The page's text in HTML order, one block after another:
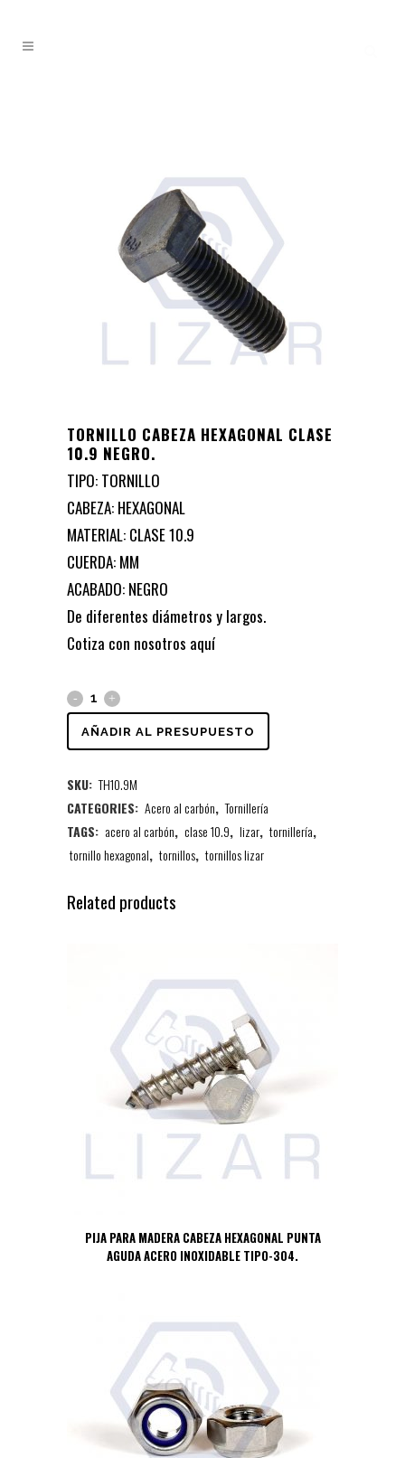
TORNILLO CABEZA HEXAGONAL CLASE
10.9 NEGRO.
TIPO: TORNILLO
CABEZA: HEXAGONAL
MATERIAL: CLASE 10.9
CUERDA: MM
ACABADO: NEGRO
De diferentes diámetros y largos.
Cotiza con nosotros aquí
AÑADIR AL PRESUPUESTO
SKU: TH10.9M
CATEGORIES: Acero al carbón, Tornillería
TAGS: acero al carbón, clase 10.9, lizar, tornillería,
tornillo hexagonal, tornillos, tornillos lizar
Related products
PIJA PARA MADERA CABEZA HEXAGONAL PUNTA
AGUDA ACERO INOXIDABLE TIPO-304.